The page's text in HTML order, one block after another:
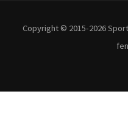
Copyright © 2015-2026